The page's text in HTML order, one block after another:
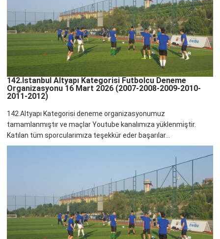
142.İstanbul Altyapı Kategorisi Futbolcu Deneme
Organizasyonu 16 Mart 2026 (2007-2008-2009-2010-
2011-2012)
142.Altyapı Kategorisi deneme organizasyonumuz
tamamlanmıştır ve maçlar Youtube kanalımıza yüklenmiştir.
Katılan tüm sporcularımıza teşekkür eder başarılar...